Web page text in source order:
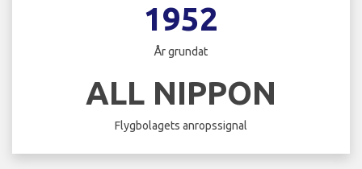
1952
År grundat
ALL NIPPON
Flygbolagets anropssignal